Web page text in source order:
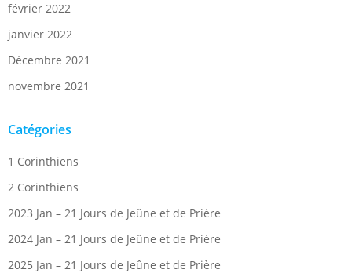
février 2022
janvier 2022
Décembre 2021
novembre 2021
Catégories
1 Corinthiens
2 Corinthiens
2023 Jan – 21 Jours de Jeûne et de Prière
2024 Jan – 21 Jours de Jeûne et de Prière
2025 Jan – 21 Jours de Jeûne et de Prière